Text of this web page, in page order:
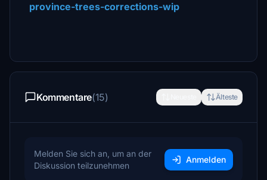
province-trees-corrections-wip
Kommentare(15) Älteste
Melden Sie sich an, um an der
Diskussion teilzunehmen
Anmelden